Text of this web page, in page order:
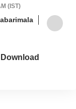
(IST)